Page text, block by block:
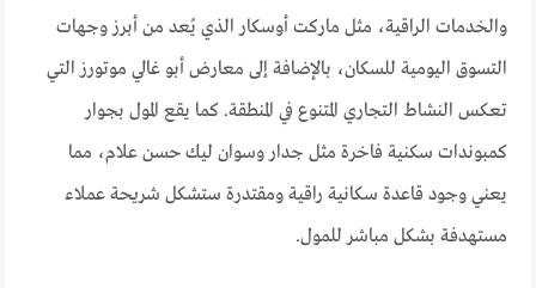
والخدمات الراقية، مثل ماركت أوسكار الذي يُعد من أبرز وجهات
التسوق اليومية للسكان، بالإضافة إلى معارض أبو غالي موتورز التي
تعكس النشاط التجاري المتنوع في المنطقة. كما يقع المول بجوار
كمبوندات سكنية فاخرة مثل جدار وسوان ليك حسن علام، مما
يعني وجود قاعدة سكانية راقية ومقتدرة ستشكل شريحة عملاء
مستهدفة بشكل مباشر للمول.